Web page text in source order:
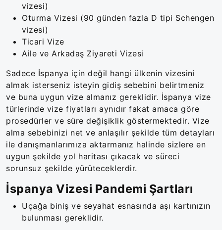
vizesi)
Oturma Vizesi (90 günden fazla D tipi Schengen
vizesi)
Ticari Vize
Aile ve Arkadaş Ziyareti Vizesi
Sadece İspanya için değil hangi ülkenin vizesini
almak isterseniz isteyin gidiş sebebini belirtmeniz
ve buna uygun vize almanız gereklidir. İspanya vize
türlerinde vize fiyatları aynıdır fakat amaca göre
prosedürler ve süre değişiklik göstermektedir. Vize
alma sebebinizi net ve anlaşılır şekilde tüm detayları
ile danışmanlarımıza aktarmanız halinde sizlere en
uygun şekilde yol haritası çıkacak ve süreci
sorunsuz şekilde yürüteceklerdir.
İspanya Vizesi Pandemi Şartları
Uçağa biniş ve seyahat esnasında aşı kartınızın
bulunması gereklidir.